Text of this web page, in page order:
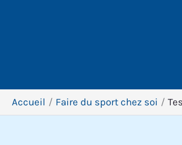
Accueil Faire du sport chez soi